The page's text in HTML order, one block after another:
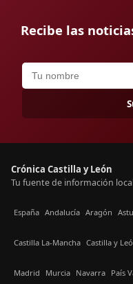
Recibe las
Crónica Castilla y León
Tu fuente de información
España Andalucía Aragón
Castilla La-Mancha Castilla y
Madrid Murcia Navarra País